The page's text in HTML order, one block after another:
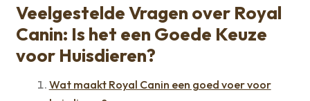
Veelgestelde Vragen over Royal
Canin: Is het een Goede Keuze
voor Huisdieren?
Wat maakt Royal Canin een goed voer voor